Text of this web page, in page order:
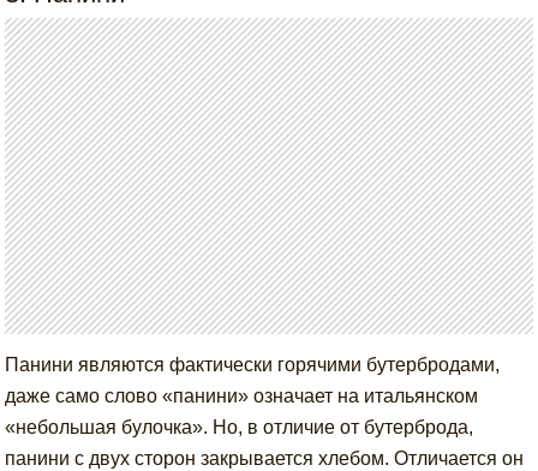
Панини являются фактически горячими бутербродами,
даже само слово «панини» означает на итальянском
«небольшая булочка». Но, в отличие от бутерброда,
панини с двух сторон закрывается хлебом. Отличается он